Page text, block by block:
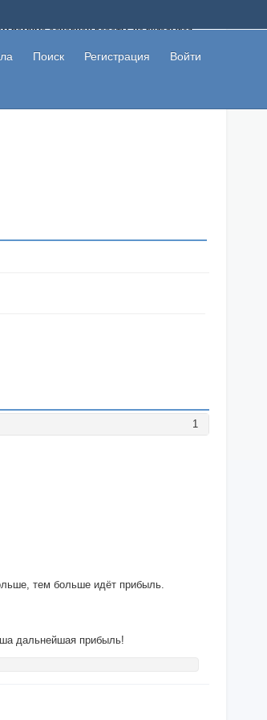
помимо основной работы, не вкладывая
на развод. Вы сможете начать зарабатывать
себя долго ждать.
Поиск Регистрация Войти
1
тем больше идёт прибыль.
дальнейшая прибыль!